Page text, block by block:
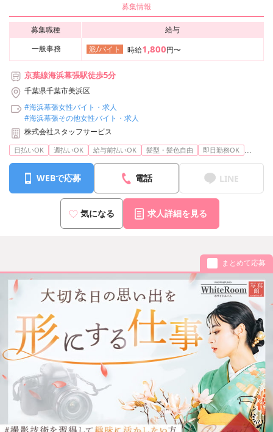
募集情報
募集職種
給与
一般事務
派/バイト 時給1,800円〜
京葉線海浜幕張駅徒歩5分
千葉県千葉市美浜区
#海浜幕張女性バイト・求人
#海浜幕張その他女性バイト・求人
株式会社スタッフサービス
日払いOK 週払いOK 給与前払いOK 髪型・髪色自由 即日勤務OK ...
WEBで応募 電話 LINE
気になる 求人詳細を見る
まとめて応募